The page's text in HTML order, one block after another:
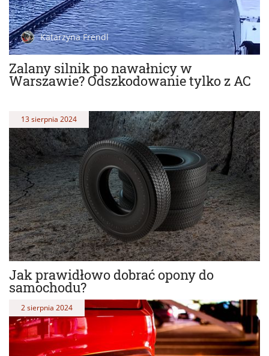
Zalany silnik po nawałnicy w
Warszawie? Odszkodowanie tylko z AC
Katarzyna Frendl
Jak prawidłowo dobrać opony do
samochodu?
13 sierpnia 2024
2 sierpnia 2024